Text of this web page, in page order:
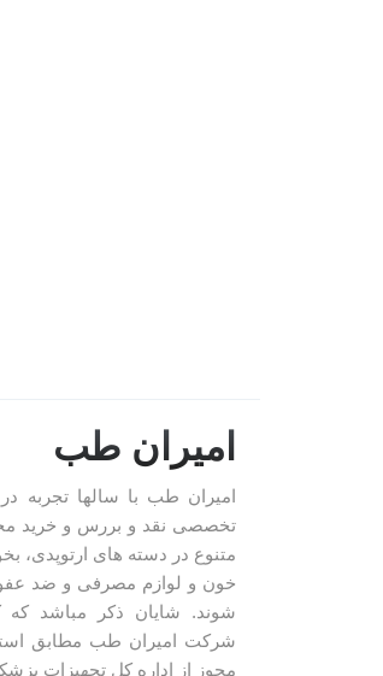
امیران طب
امیران طب با سالها تجربه
تخصصی نقد و بررس و خرید
متنوع در دسته های ارتوپدی،
خون و لوازم مصرفی و ضد
شوند. شایان ذکر مباشد
شرکت امیران طب مطابق
مجوز از اداره کل تجهیزات